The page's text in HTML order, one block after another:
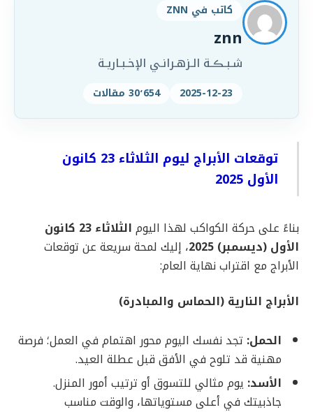
كاتب في ZNN
znn
شـبـڪـة الـزهـرانـي الإخـبـاريـة
2025-12-23 30٬654 مقالات
توقعات الأبراج ليوم الثلاثاء 23 كانون
الأول 2025
بناءً على حركة الكواكب لهذا اليوم
الثلاثاء 23 كانون
الأول (ديسمبر) 2025
، إليك لمحة سريعة عن توقعات
الأبراج مع اقتراب نهاية العام:
الأبراج النارية (الحماس والمبادرة)
الحمل: تجد نفسك اليوم محور اهتمام في العمل؛ فرصة
مهنية قد تلوح في الأفق قبل عطلة العيد.
الأسد: يوم مثالي للتسوق أو ترتيب أمور المنزل.
جاذبيتك في أعلى مستوياتها، والوقت مناسب